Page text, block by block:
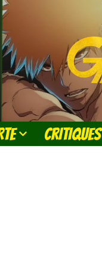
CRITIQUES